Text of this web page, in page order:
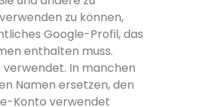
zu können,
Google-Profil, das
enthalten muss.
In manchen
Namen ersetzen, den
Konto verwendet